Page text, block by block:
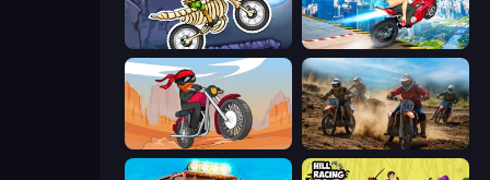
Moto X3M 6: Spooky Land Ramp Bike Jumping
Stickman Moto Race Extreme Motocross Dirt Bike Race Games